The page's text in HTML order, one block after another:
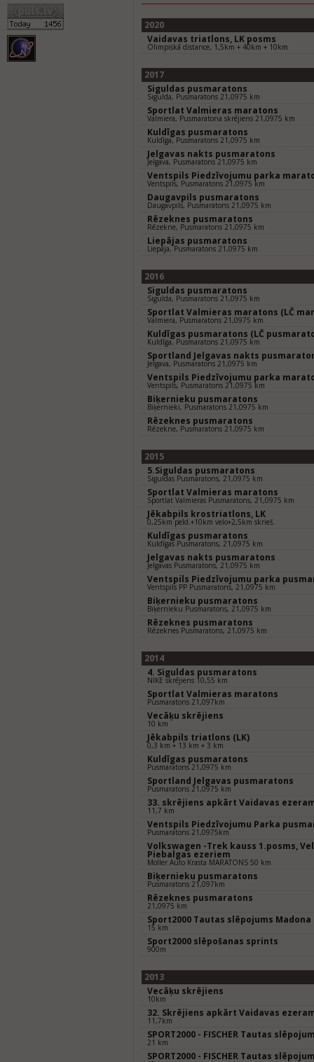
2020
Vaidavas triatlons, LK posms
Olimpiskā distance, 1,5km + 40km + 10km
2017
Siguldas pusmaratons
Sigulda, Pusmaratons 21,0975 km
Sportlat Valmieras maratons
Valmiera, Pusmaratona skrējiens 21,0975 km
Kuldīgas pusmaratons
Kuldīga, Pusmaratons 21,0975 km
Jelgavas nakts pusmaratons
Jelgava, Pusmaratons 21,0975 km
Ventspils Piedzīvojumu parka
Ventspils, Pusmaratons 21,0975 km
Daugavpils pusmaratons
Daugavpils, Pusmaratons 21,0975 km
Rēzeknes pusmaratons
Rēzekne, Pusmaratons 21,0975 km
Liepājas pusmaratons
Liepāja, Pusmaratons 21,0975 km
2016
Siguldas pusmaratons
Sigulda, Pusmaratons 21,0975 km
Sportlat Valmieras maratons (LČ
Valmiera, Pusmaratons 21,0975 km
Kuldīgas pusmaratons (LČ
Kuldīga, Pusmaratons 21,0975 km
Sportland Jelgavas nakts
Jelgava, Pusmaratons 21,0975 km
Ventspils Piedzīvojumu parka
Ventspils, Pusmaratons 21,0975 km
Biķernieku pusmaratons
Biķernieki, Pusmaratons 21,0975 km
Rēzeknes pusmaratons
Rēzekne, Pusmaratons 21,0975 km
2015
5.Siguldas pusmaratons
Siguldas Pusmaratons, 21,0975 km
Sportlat Valmieras maratons
Sportlat Valmieras Pusmaratons, 21,0975 km
Jēkabpils krostriatlons, LK
0,25km peld.+10km velo+2,5km skrieš.
Kuldīgas pusmaratons
Kuldīgas Pusmaratons, 21,0975 km
Jelgavas nakts pusmaratons
Jelgavas Pusmaratons, 21,0975 km
Ventspils Piedzīvojumu parka
Ventspils PP Pusmaratons, 21,0975 km
Biķernieku pusmaratons
Biķernieku Pusmaratons, 21,0975 km
Rēzeknes pusmaratons
Rēzeknes Pusmaratons, 21,0975 km
2014
4. Siguldas pusmaratons
NIKE skrējiens 10,55 km
Sportlat Valmieras maratons
Pusmaratons 21,097km
Vecāķu skrējiens
10 km
Jēkabpils triatlons (LK)
0,3 km + 13 km + 3 km
Kuldīgas pusmaratons
Pusmaratons 21,0975 km
Sportland Jelgavas pusmaratons
Pusmaratons 21,0975 km
33. skrējiens apkārt Vaidavas
11,7 km
Ventspils Piedzīvojumu Parka
Pusmaratons 21,0975km
Volkswagen -Trek kauss 1.posms,
Piebalgas ezeriem
Moller Auto Krasta MARATONS 50 km
Biķernieku pusmaratons
Pusmaratons 21,097km
Rēzeknes pusmaratons
21,0975 km
Sport2000 Tautas slēpojums Madona
15 km
Sport2000 slēpošanas sprints
900m
2013
Vecāķu skrējiens
10km
32. Skrējiens apkārt Vaidavas
11,7km
SPORT2000 - FISCHER Tautas
21 km
SPORT2000 - FISCHER Tautas